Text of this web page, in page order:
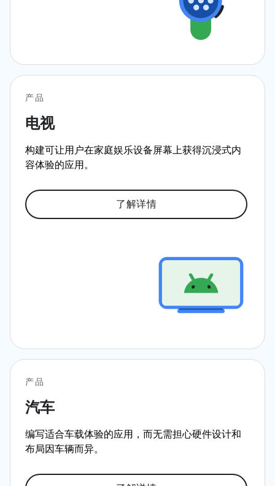
产品
电视
构建可让用户在家庭娱乐设备屏幕上获得沉浸式内
容体验的应用。
了解详情
产品
汽车
编写适合车载体验的应用，而无需担心硬件设计和
布局因车辆而异。